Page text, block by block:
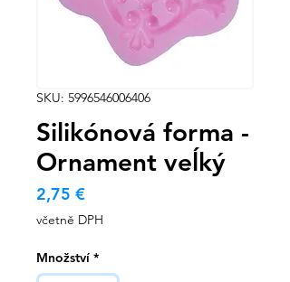
SKU: 5996546006406
Silikónová forma -
Ornament veĺký
2,75 €Cena
včetně DPH
Množství *